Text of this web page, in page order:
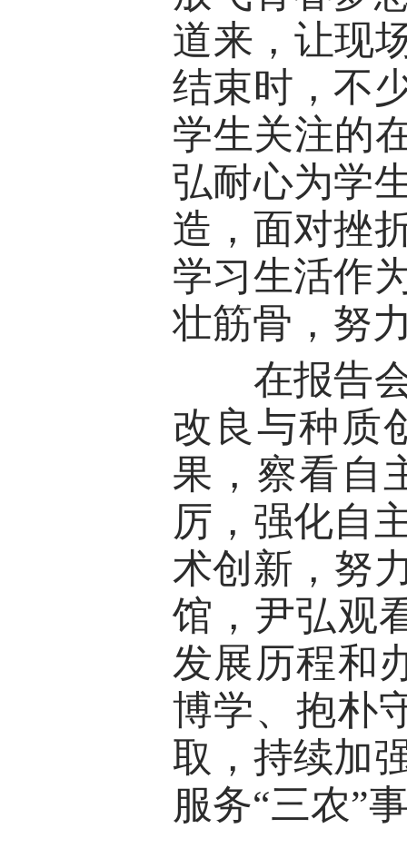
道来，让现
结束时，不
学生关注的
弘耐心为学
造，面对挫
学习生活作
壮筋骨，努
在报告会
改良与种质
果，察看自
厉，强化自
术创新，努
馆，尹弘观
发展历程和
博学、抱朴
取，持续加
服务“三农”